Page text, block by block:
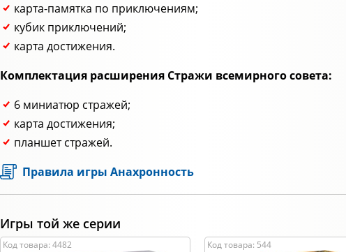
карта-памятка по приключениям;
кубик приключений;
карта достижения.
Комплектация расширения Стражи всемирного совета:
6 миниатюр стражей;
карта достижения;
планшет стражей.
Правила игры Анахронность
Игры той же серии
Код товара: 4482 Код товара: 544